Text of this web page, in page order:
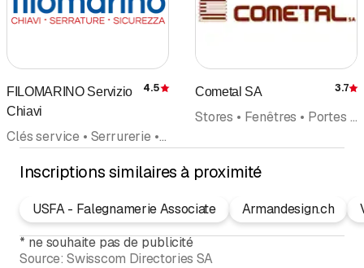
FILOMARINO Servizio
Chiavi
Évaluation
4.5
Clés service • Serrurerie • Service d'Urgence • Portes et cadres • Coffres-forts • Timbres • Challenges et prix d'honneur • Vidéosurveillance • Appareils et dispositifs d'Alarme • Stores
Cometal SA 3.7
Stores • Fenêtres • Portes et cadres • Volets • Protection contre le soleil
Inscriptions similaires à proximité
USFA - Falegnamerie Associate Armandesign.ch
* ne souhaite pas de publicité
Source: Swisscom Directories SA